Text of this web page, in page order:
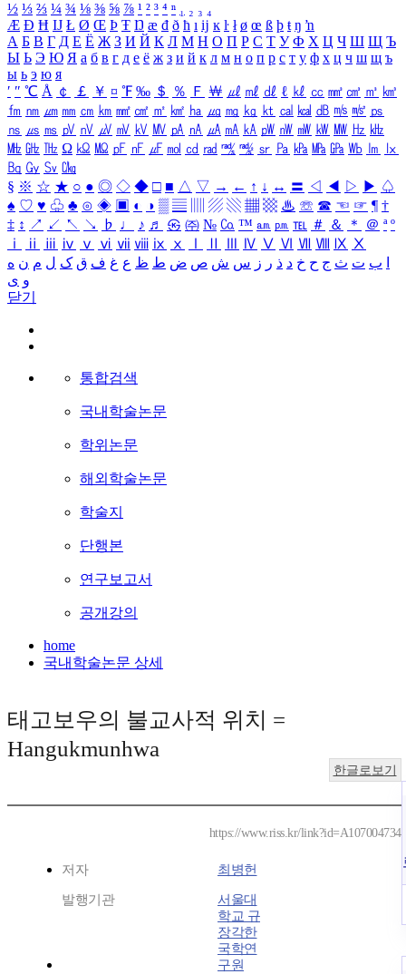
½ ⅓ ⅔ ¼ ¾ ⅛ ⅜ ⅝ ⅞ ¹ ² ³ ⁴ ⁿ ₁ ₂ ₃ ₄
Æ Ð Ħ Ĳ Ł Ø Œ Þ Ŧ Ŋ æ đ ð ħ ı ĳ ĸ ŀ ł ø œ ß þ ŧ ŋ ŉ
А Б В Г Д Е Ё Ж З И Й К Л М Н О П Р С Т У Ф Х Ц Ч Ш Щ Ъ
Ы Ь Э Ю Я а б в г д е ё ж з и й к л м н о п р с т у ф х ц ч ш щ ъ
ы ь э ю я
′ ″ ℃ Å ￠ ￡ ￥ ¤ ℉ ‰ ＄ ％ Ｆ ￦ ㎕ ㎖ ㎗ ℓ ㎘ ㏄ ㎣ ㎤ ㎥ ㎦
㎙ ㎚ ㎛ ㎜ ㎝ ㎞ ㎟ ㎠ ㎡ ㎢ ㏊ ㎍ ㎎ ㎏ ㏏ ㎈ ㎉ ㏈ ㎧ ㎨ ㎰
㎱ ㎲ ㎳ ㎴ ㎵ ㎶ ㎷ ㎸ ㎹ ㎀ ㎁ ㎂ ㎃ ㎄ ㎺ ㎻ ㎽ ㎾ ㎿ ㎐ ㎑
㎒ ㎓ ㎔ Ω ㏀ ㏁ ㎊ ㎋ ㎌ ㏖ ㏅ ㎭ ㎮ ㎯ ㏛ ㎩ ㎪ ㎫ ㎬ ㏝ ㏐
㏓
㏃ ㏉ ㏜ ㏆
§ ※ ☆ ★ ○ ● ◎ ◇ ◆ □ ■ △ ▽ → ← ↑ ↓ ↔ 〓 ◁ ◀ ▷ ▶ ♤
♠ ♡ ♥ ♧ ♣ ⊙ ◈ ▣ ◐ ◑ ▒ ▤ ▨ ▧ ▦ ▩ ♨ ☏ ☎ ☜ ☞ ¶ †
‡ ↕ ↗ ↙ ↖ ↘ ♭ ♩ ♪ ♬ ㉿ ㈜ № ㏇ ™ ㏂ ㏘ ℡ ＃ ＆ ＊ ＠ ª º
ⅰ
ⅱ ⅲ ⅳ ⅴ ⅵ ⅶ ⅷ ⅸ ⅹ Ⅳ Ⅴ Ⅵ Ⅶ Ⅷ Ⅸ Ⅹ
ب ت ث ج ح خ د ذ ر ز س ش ص ض ط ظ ع غ ف ق ک ل م ن ه
و ی
닫기
통합검색
국내학술논문
학위논문
해외학술논문
학술지
단행본
연구보고서
공개강의
home
국내학술논문 상세
태고보우의 불교사적 위치 =
Hangukmunhwa
한글로보기
https://www.riss.kr/link?id=A107004734
저자 최병헌
발행기관
서울대
학교 규
장각한
국학연
구원